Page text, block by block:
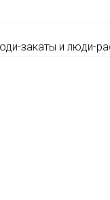
закаты и люди-